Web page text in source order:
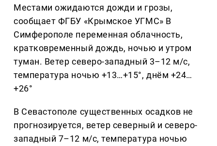
Местами ожидаются дожди и грозы,
сообщает ФГБУ «Крымское УГМС» В
Симферополе переменная облачность,
кратковременный дождь, ночью и утром
туман. Ветер северо-западный 3–12 м/с,
температура ночью +13…+15°, днём +24…
+26°
В Севастополе существенных осадков не
прогнозируется, ветер северный и северо-
западный 7–12 м/с, температура ночью